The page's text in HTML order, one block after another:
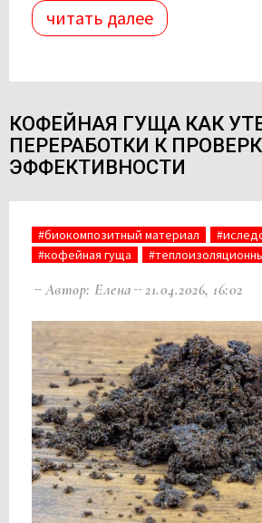
читать далее
КОФЕЙНАЯ ГУЩА КАК
ПЕРЕРАБОТКИ К
ЭФФЕКТИВНОСТИ
#биокомпозитный материал
#кофейная гуща
Автор: Елена 21.04.2026, 16:02